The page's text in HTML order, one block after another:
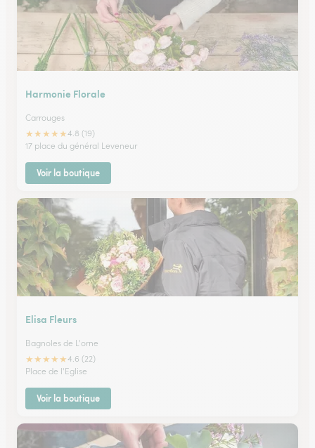
Harmonie Florale
Carrouges
★★★★★4.8 (19)
17 place du général Leveneur
Voir la boutique
Elisa Fleurs
Bagnoles de L'orne
★★★★★4.6 (22)
Place de l'Eglise
Voir la boutique